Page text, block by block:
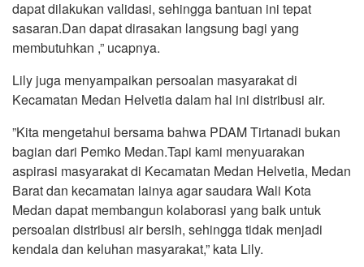
dapat dilakukan validasi, sehingga bantuan ini tepat
sasaran.Dan dapat dirasakan langsung bagi yang
membutuhkan ,” ucapnya.
Lily juga menyampaikan persoalan masyarakat di
Kecamatan Medan Helvetia dalam hal ini distribusi air.
”Kita mengetahui bersama bahwa PDAM Tirtanadi bukan
bagian dari Pemko Medan.Tapi kami menyuarakan
aspirasi masyarakat di Kecamatan Medan Helvetia, Medan
Barat dan kecamatan lainya agar saudara Wali Kota
Medan dapat membangun kolaborasi yang baik untuk
persoalan distribusi air bersih, sehingga tidak menjadi
kendala dan keluhan masyarakat,” kata Lily.